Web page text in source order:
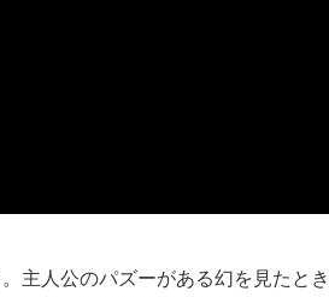
主人公のパズーがある幻を見たとき